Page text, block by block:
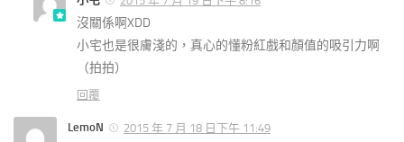
沒關係啊XDD
小宅也是很膚淺的，真心的懂粉紅戲和顏值的吸引力啊
（拍拍）
回覆
LemoN 2015 年 7 月 18 日下午 11:49